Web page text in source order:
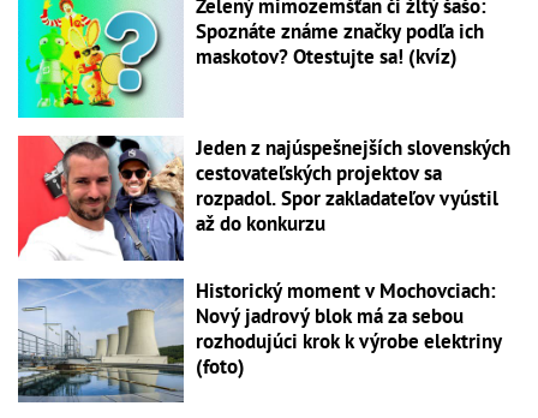
Zelený mimozemšťan či žltý šašo:
Spoznáte známe značky podľa ich
maskotov? Otestujte sa! (kvíz)
Jeden z najúspešnejších slovenských
cestovateľských projektov sa
rozpadol. Spor zakladateľov vyústil
až do konkurzu
Historický moment v Mochovciach:
Nový jadrový blok má za sebou
rozhodujúci krok k výrobe elektriny
(foto)